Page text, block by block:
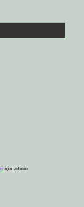
için admin